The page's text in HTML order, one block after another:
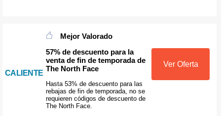
CALIENTE
Mejor Valorado
57% de descuento para la
venta de fin de temporada de
The North Face
Hasta 53% de descuento para las
rebajas de fin de temporada, no se
requieren códigos de descuento de
The North Face.
Ver Oferta